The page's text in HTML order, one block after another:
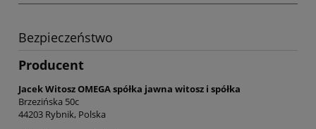
Bezpieczeństwo
Producent
Jacek Witosz OMEGA spółka jawna witosz i spółka
Brzezińska 50c
44203 Rybnik, Polska